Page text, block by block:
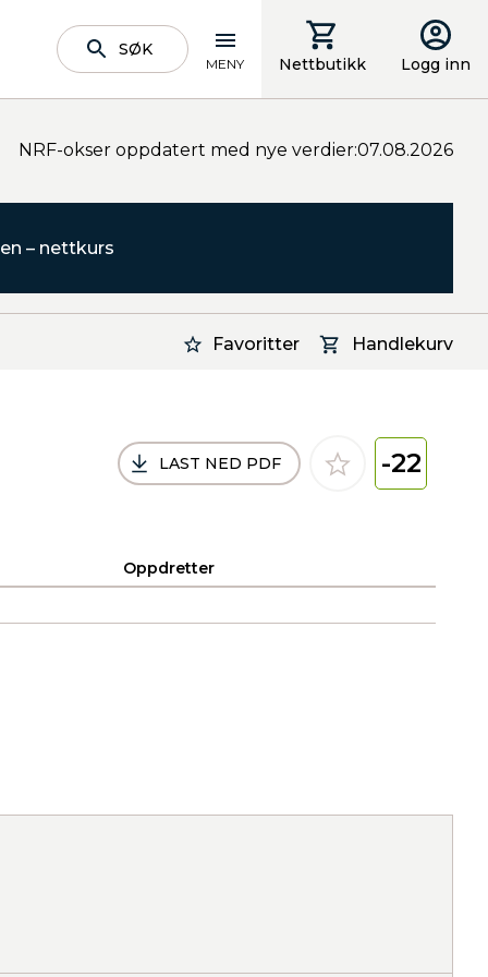
SØK
MENY Nettbutikk Logg inn
NRF-okser oppdatert med nye verdier:07.08.2026
– nettkurs
Favoritter Handlekurv
LAST NED PDF -22
Oppdretter